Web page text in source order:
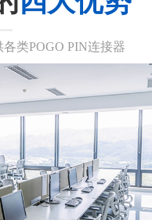
类POGO PIN连接器